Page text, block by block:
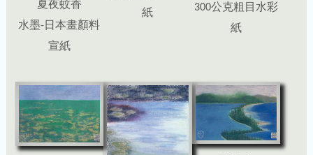
夏夜蚊香
水墨-日本畫顏料
宣紙
紙
300公克粗目水彩
紙